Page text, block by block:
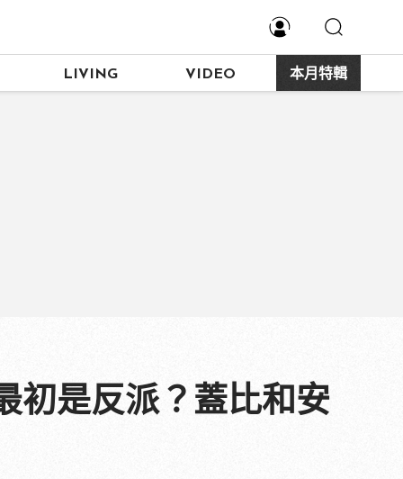
LIVING VIDEO 本月特輯
初是反派？蓋比和安